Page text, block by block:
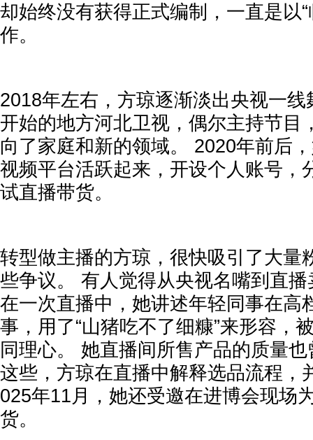
却始终没有获得正式编制，一直是以
作。
2018年左右，方琼逐渐淡出央视一
开始的地方河北卫视，偶尔主持节目
向了家庭和新的领域。 2020年前后
视频平台活跃起来，开设个人账号，
试直播带货。
转型做主播的方琼，很快吸引了大量
些争议。 有人觉得从央视名嘴到直播
在一次直播中，她讲述年轻同事在高
事，用了“山猪吃不了细糠”来形容，
同理心。 她直播间所售产品的质量
这些，方琼在直播中解释选品流程，
025年11月，她还受邀在进博会现场
货。